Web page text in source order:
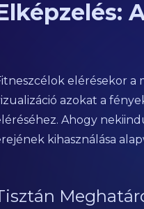
elérésekor a
azokat a
Ahogy
kihasználása